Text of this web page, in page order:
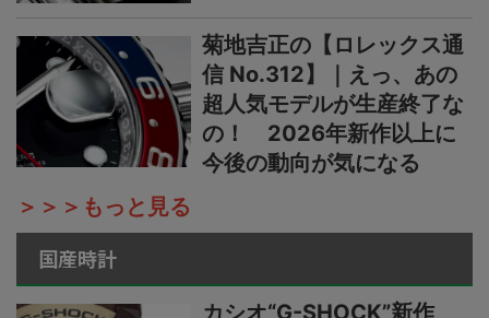
菊地吉正の【ロレックス通
信 No.312】｜えっ、あの
超人気モデルが生産終了な
の！ 2026年新作以上に
今後の動向が気になる
＞＞＞もっと見る
国産時計